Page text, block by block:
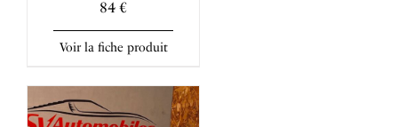
84 €
Voir la fiche produit